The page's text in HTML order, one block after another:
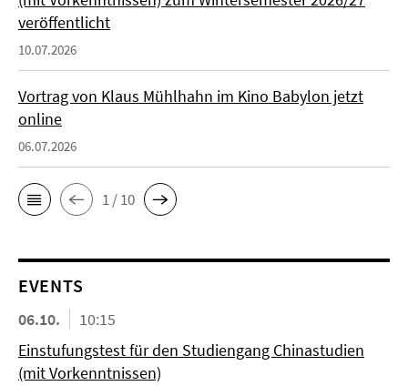
veröffentlicht
10.07.2026
Vortrag von Klaus Mühlhahn im Kino Babylon jetzt
online
06.07.2026
1 / 10
EVENTS
06.10.
10:15
Einstufungstest für den Studiengang Chinastudien
(mit Vorkenntnissen)